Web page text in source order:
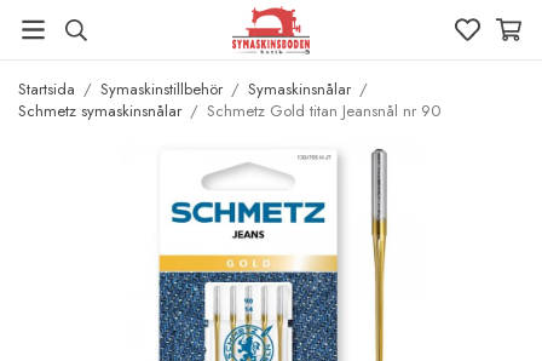
Startsida / Symaskinstillbehör / Symaskinsnålar /
Schmetz symaskinsnålar / Schmetz Gold titan Jeansnål nr 90